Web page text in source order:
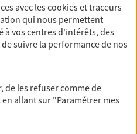
AXA Epargne et
CONTACTER
avec lescookies et traceurs
qui nous permettent
vos centres d'intérêts, des
suivre la performance de nos
de les refuser comme de
allant sur "Paramétrer mes